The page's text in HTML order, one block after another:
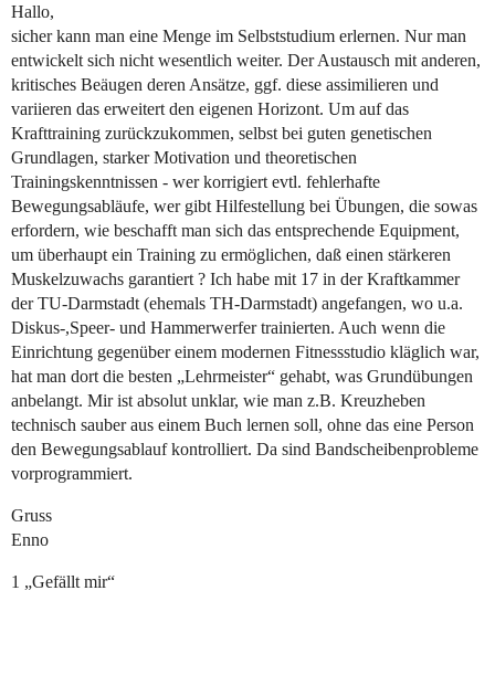
Hallo,
sicher kann man eine Menge im Selbststudium erlernen. Nur man
entwickelt sich nicht wesentlich weiter. Der Austausch mit anderen,
kritisches Beäugen deren Ansätze, ggf. diese assimilieren und
variieren das erweitert den eigenen Horizont. Um auf das
Krafttraining zurückzukommen, selbst bei guten genetischen
Grundlagen, starker Motivation und theoretischen
Trainingskenntnissen - wer korrigiert evtl. fehlerhafte
Bewegungsabläufe, wer gibt Hilfestellung bei Übungen, die sowas
erfordern, wie beschafft man sich das entsprechende Equipment,
um überhaupt ein Training zu ermöglichen, daß einen stärkeren
Muskelzuwachs garantiert ? Ich habe mit 17 in der Kraftkammer
der TU-Darmstadt (ehemals TH-Darmstadt) angefangen, wo u.a.
Diskus-,Speer- und Hammerwerfer trainierten. Auch wenn die
Einrichtung gegenüber einem modernen Fitnessstudio kläglich war,
hat man dort die besten „Lehrmeister“ gehabt, was Grundübungen
anbelangt. Mir ist absolut unklar, wie man z.B. Kreuzheben
technisch sauber aus einem Buch lernen soll, ohne das eine Person
den Bewegungsablauf kontrolliert. Da sind Bandscheibenprobleme
vorprogrammiert.
Gruss
Enno
1 „Gefällt mir“